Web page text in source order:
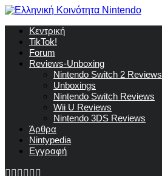
Κεντρική
TikTok!
Forum
Reviews-Unboxing
Nintendo Switch 2 Reviews
Unboxings
Nintendo Switch Reviews
Wii U Reviews
Nintendo 3DS Reviews
Άρθρα
Nintypedia
Εγγραφή